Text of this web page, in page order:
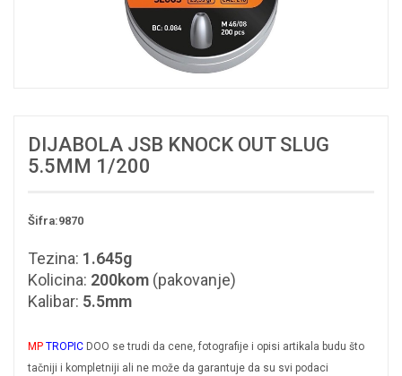
DIJABOLA JSB KNOCK OUT SLUG
5.5MM 1/200
Šifra:9870
Tezina: 1.645g
Kolicina: 200kom (pakovanje)
Kalibar: 5.5mm
MP TROPIC DOO se trudi da cene, fotografije i opisi artikala budu što
tačniji i kompletniji ali ne može da garantuje da su svi podaci